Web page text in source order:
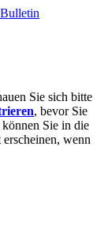
Sie sich bitte
, bevor Sie
Sie in die
wenn